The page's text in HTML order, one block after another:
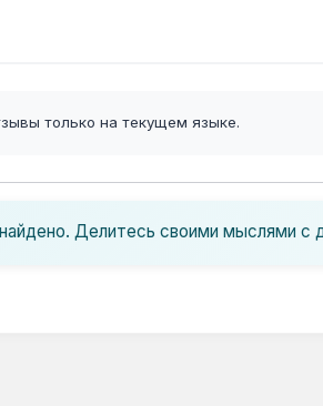
только на текущем языке.
Делитесь своими мыслями с